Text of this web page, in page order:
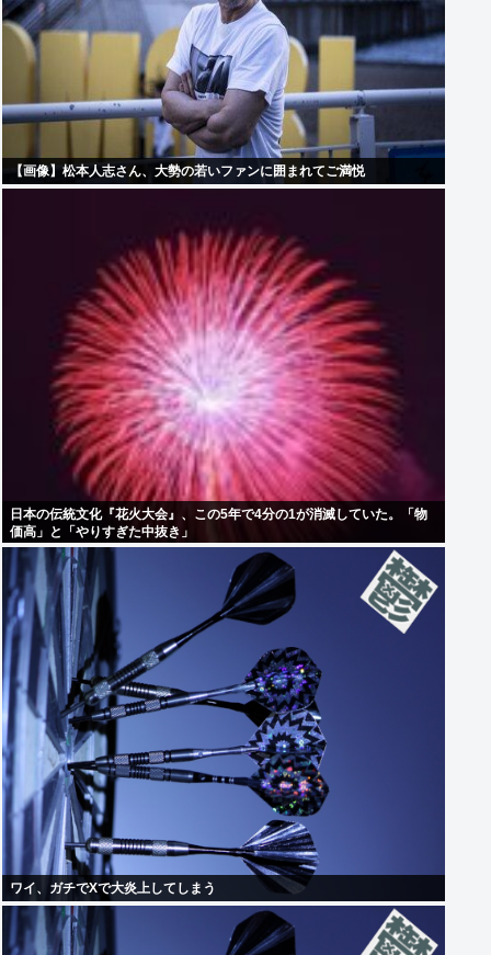
【画像】松本人志さん、大勢の若いファンに囲まれてご満悦
日本の伝統文化『花火大会』、この5年で4分の1が消滅していた。「物
価高」と「やりすぎた中抜き」
ワイ、ガチでXで大炎上してしまう